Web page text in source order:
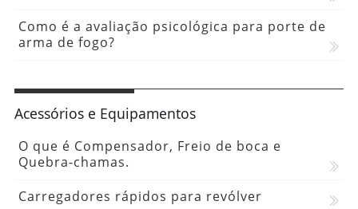
Como é a avaliação psicológica para porte de
arma de fogo?
Acessórios e Equipamentos
O que é Compensador, Freio de boca e
Quebra-chamas.
Carregadores rápidos para revólver